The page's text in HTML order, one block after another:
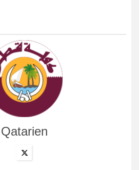
Qatarien